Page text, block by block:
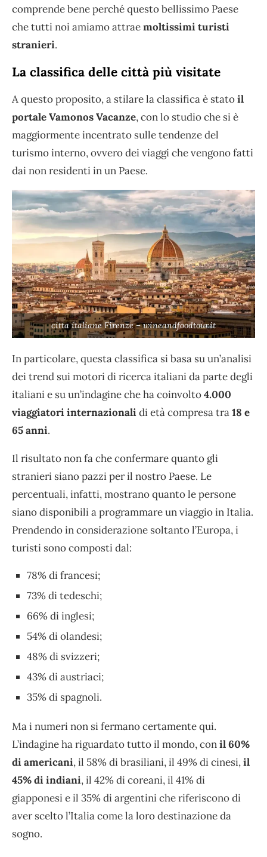
comprende bene perché questo bellissimo Paese
che tutti noi amiamo attraemoltissimi turisti
stranieri.
La classifica delle città più visitate
A questo proposito, a stilare la classifica è statoil
portale Vamonos Vacanze, con lo studio che si è
maggiormente incentrato sulle tendenze del
turismo interno, ovvero dei viaggi che vengono fatti
dai non residenti in un Paese.
citta italiane Firenze – wineandfoodtour.it
In particolare, questa classifica si basa su un’analisi
dei trend sui motori di ricerca italiani da parte degli
italiani e su un’indagine che ha coinvolto4.000
viaggiatori internazionalidi età compresa tra18 e
65 anni.
Il risultato non fa che confermare quanto gli
stranieri siano pazzi per il nostro Paese. Le
percentuali, infatti, mostrano quanto le persone
siano disponibili a programmare un viaggio in Italia.
Prendendo in considerazione soltanto l’Europa, i
turisti sono composti dal:
78% di francesi;
73% di tedeschi;
66% di inglesi;
54% di olandesi;
48% di svizzeri;
43% di austriaci;
35% di spagnoli.
Ma i numeri non si fermano certamente qui.
L’indagine ha riguardato tutto il mondo, conil 60%
di americani, il 58% di brasiliani, il 49% di cinesi,il
45% di indiani, il 42% di coreani, il 41% di
giapponesi e il 35% di argentini che riferiscono di
aver scelto l’Italia come la loro destinazione da
sogno.